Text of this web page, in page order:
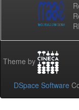
Theme by
DSpace Software